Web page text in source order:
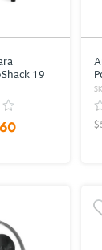
19